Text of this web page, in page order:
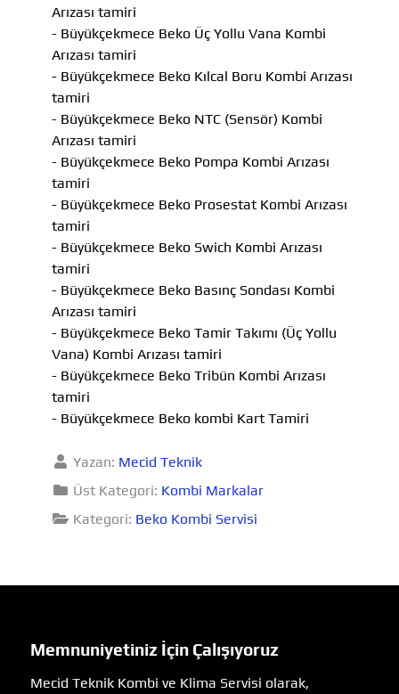
Arızası tamiri
- Büyükçekmece Beko Üç Yollu Vana Kombi
Arızası tamiri
- Büyükçekmece Beko Kılcal Boru Kombi Arızası
tamiri
- Büyükçekmece Beko NTC (Sensör) Kombi
Arızası tamiri
- Büyükçekmece Beko Pompa Kombi Arızası
tamiri
- Büyükçekmece Beko Prosestat Kombi Arızası
tamiri
- Büyükçekmece Beko Swich Kombi Arızası
tamiri
- Büyükçekmece Beko Basınç Sondası Kombi
Arızası tamiri
- Büyükçekmece Beko Tamir Takımı (Üç Yollu
Vana) Kombi Arızası tamiri
- Büyükçekmece Beko Tribün Kombi Arızası
tamiri
- Büyükçekmece Beko kombi Kart Tamiri
Yazan: Mecid Teknik
Üst Kategori: Kombi Markalar
Kategori: Beko Kombi Servisi
Memnuniyetiniz İçin Çalışıyoruz
Mecid Teknik Kombi ve Klima Servisi olarak,